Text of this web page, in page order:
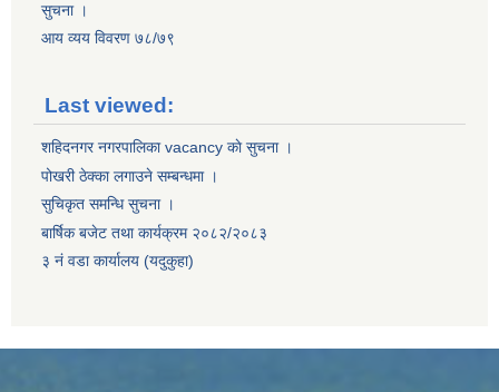
सुचना ।
आय व्यय विवरण ७८/७९
Last viewed:
शहिदनगर नगरपालिका vacancy काे सुचना ।
पोखरी ठेक्का लगाउने सम्बन्धमा ।
सुचिकृत समन्धि सुचना ।
बार्षिक बजेट तथा कार्यक्रम २०८२/२०८३
३ नं वडा कार्यालय (यदुकुहा)